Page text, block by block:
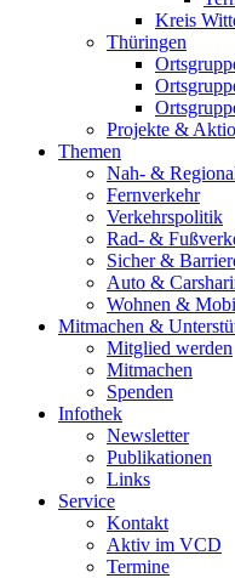
Kreis
Thüringen
Projekte &
Themen
Nah- &
Fernverkehr
Verkehrspolitik
Rad- &
Sicher &
Auto &
Wohnen &
Mitmachen &
Mitglied werden
Mitmachen
Spenden
Infothek
Newsletter
Publikationen
Links
Service
Kontakt
Aktiv im VCD
Termine